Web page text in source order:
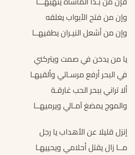
وإن من فتح الأبواب يغلقه
وإن من أشعل النيـران يطفيهــا
يا من يدخن في صمت ويتركني
في البحر أرفع مرسـاتي وألقيهـا
ألا تراني ببحر الحب غارقـة
والموج يمضغ آمـالي ويرميهــا
إنزل قليلا عن الأهداب يا رجل
مــا زال يقتل أحلامي ويحييهـا